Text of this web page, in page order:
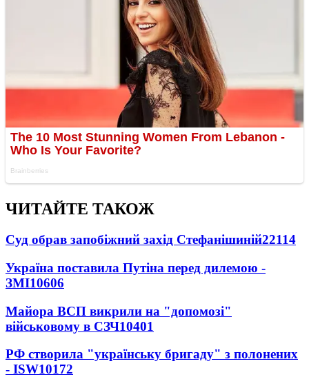
ЧИТАЙТЕ ТАКОЖ
Суд обрав запобіжний захід Стефанішиній22114
Україна поставила Путіна перед дилемою -
ЗМІ10606
Майора ВСП викрили на "допомозі"
військовому в СЗЧ10401
РФ створила "українську бригаду" з полонених
- ISW10172